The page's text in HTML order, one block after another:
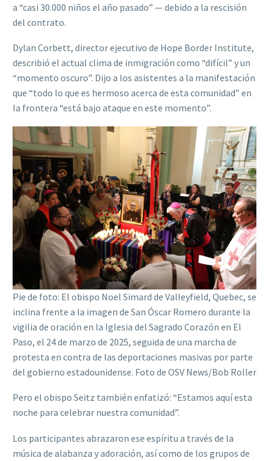
a “casi 30.000 niños el año pasado” — debido a la rescisión
del contrato.
Dylan Corbett, director ejecutivo de Hope Border Institute,
describió el actual clima de inmigración como “difícil” y un
“momento oscuro”. Dijo a los asistentes a la manifestación
que “todo lo que es hermoso acerca de esta comunidad” en
la frontera “está bajo ataque en este momento”.
Pie de foto: El obispo Noel Simard de Valleyfield, Quebec, se
inclina frente a la imagen de San Óscar Romero durante la
vigilia de oración en la Iglesia del Sagrado Corazón en El
Paso, el 24 de marzo de 2025, seguida de una marcha de
protesta en contra de las deportaciones masivas por parte
del gobierno estadounidense. Foto de OSV News/Bob Roller
Pero el obispo Seitz también enfatizó: “Estamos aquí esta
noche para celebrar nuestra comunidad”.
Los participantes abrazaron ese espíritu a través de la
música de alabanza y adoración, así como de los grupos de